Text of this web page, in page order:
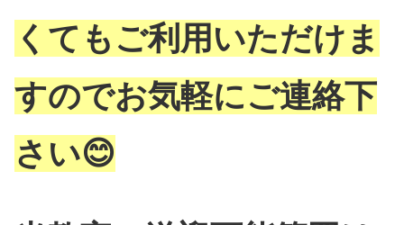
くてもご利用いただけま
すのでお気軽にご連絡下
さい😊